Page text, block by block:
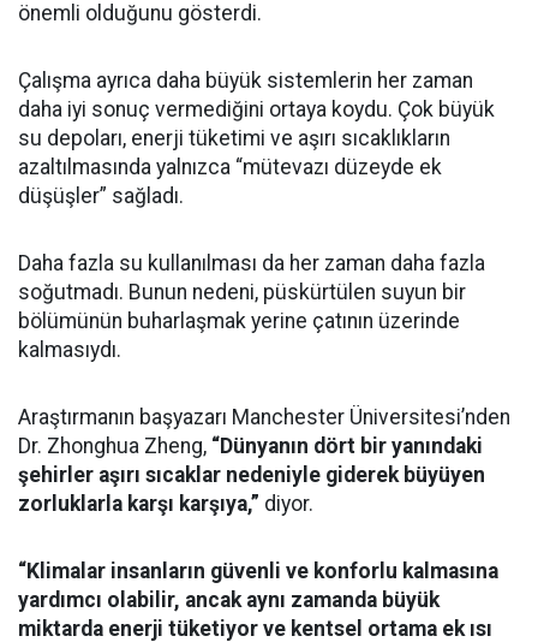
önemli olduğunu gösterdi.
Çalışma ayrıca daha büyük sistemlerin her zaman
daha iyi sonuç vermediğini ortaya koydu. Çok büyük
su depoları, enerji tüketimi ve aşırı sıcaklıkların
azaltılmasında yalnızca “mütevazı düzeyde ek
düşüşler” sağladı.
Daha fazla su kullanılması da her zaman daha fazla
soğutmadı. Bunun nedeni, püskürtülen suyun bir
bölümünün buharlaşmak yerine çatının üzerinde
kalmasıydı.
Araştırmanın başyazarı Manchester Üniversitesi’nden
Dr. Zhonghua Zheng, “Dünyanın dört bir yanındaki
şehirler aşırı sıcaklar nedeniyle giderek büyüyen
zorluklarla karşı karşıya,” diyor.
“Klimalar insanların güvenli ve konforlu kalmasına
yardımcı olabilir, ancak aynı zamanda büyük
miktarda enerji tüketiyor ve kentsel ortama ek ısı